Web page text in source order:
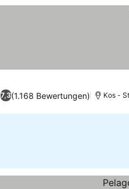
7,3(1.168 Bewertungen) Kos -